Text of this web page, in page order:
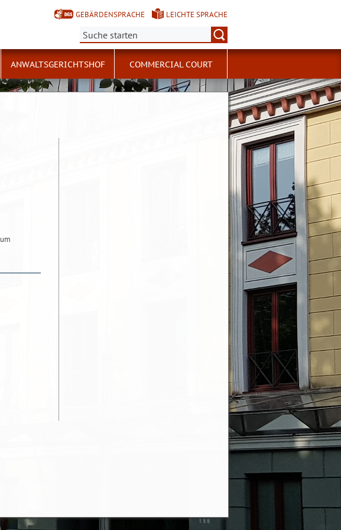
GEBÄRDENSPRACHE
LEICHTE SPRACHE
Suche:
ANWALTSGERICHTSHOF COMMERCIAL COURT